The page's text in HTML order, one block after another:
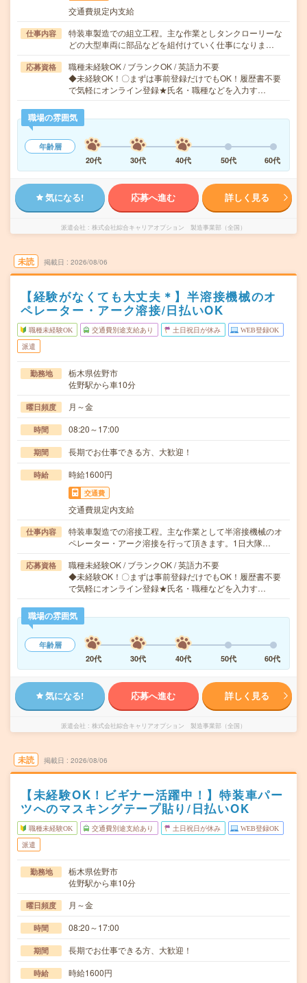
交通費規定内支給
仕事内容
特装車製造での組立工程。主な作業としタンクローリーな
どの大型車両に部品などを組付けていく仕事になりま…
応募資格
職種未経験OK / ブランクOK / 英語力不要
◆未経験OK！〇まずは事前登録だけでもOK！履歴書不要
で気軽にオンライン登録★氏名・職種などを入力す…
職場の雰囲気
年齢層
20代
30代 40代 50代 60代
気になる! 応募へ進む 詳しく見る
派遣会社 株式会社綜合キャリアオプション 製造事業部（全国）
未読 掲載日 2026/08/06
【経験がなくても大丈夫＊】半溶接機械のオ
ペレーター・アーク溶接/日払いOK
職種未経験OK 交通費別途支給あり 土日祝日が休み WEB登録OK
派遣
勤務地
栃木県佐野市
佐野駅から車10分
曜日頻度 月～金
時間 08:20～17:00
期間 長期でお仕事できる方、大歓迎！
時給 時給1600円
交通費
交通費規定内支給
仕事内容
特装車製造での溶接工程。主な作業として半溶接機械のオ
ペレーター・アーク溶接を行って頂きます。1日大隊…
応募資格
職種未経験OK / ブランクOK / 英語力不要
◆未経験OK！〇まずは事前登録だけでもOK！履歴書不要
で気軽にオンライン登録★氏名・職種などを入力す…
職場の雰囲気
年齢層
20代
30代 40代 50代 60代
気になる! 応募へ進む 詳しく見る
派遣会社 株式会社綜合キャリアオプション 製造事業部（全国）
未読 掲載日 2026/08/06
【未経験OK！ビギナー活躍中！】特装車パー
ツへのマスキングテープ貼り/日払いOK
職種未経験OK 交通費別途支給あり 土日祝日が休み WEB登録OK
派遣
勤務地
栃木県佐野市
佐野駅から車10分
曜日頻度 月～金
時間 08:20～17:00
期間 長期でお仕事できる方、大歓迎！
時給 時給1600円